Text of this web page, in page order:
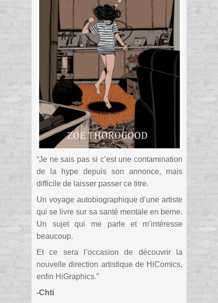
“Je ne sais pas si c’est une contamination
de la hype depuis son annonce, mais
difficile de laisser passer ce titre.
Un voyage autobiographique d’une artiste
qui se livre sur sa santé mentale en berne.
Un sujet qui me parle et m’intéresse
beaucoup.
Et ce sera l’occasion de découvrir la
nouvelle direction artistique de HiComics,
enfin HiGraphics.”
-Chti